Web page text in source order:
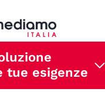
tue esigenze